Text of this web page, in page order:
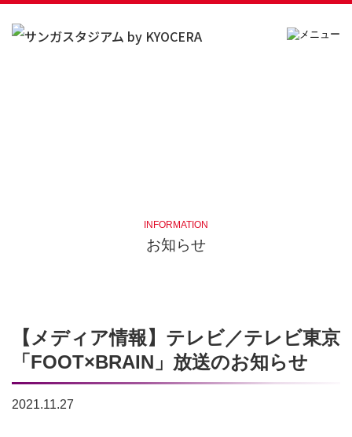
INFORMATION
お知らせ
【メディア情報】テレビ／テレビ東京
「FOOT×BRAIN」放送のお知らせ
2021.11.27